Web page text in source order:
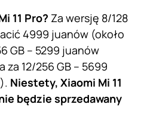
11 Pro? Za wersję 8/128
4999 juanów (około
GB – 5299 juanów
12/256 GB – 5699
Niestety, Xiaomi Mi 11
będzie sprzedawany